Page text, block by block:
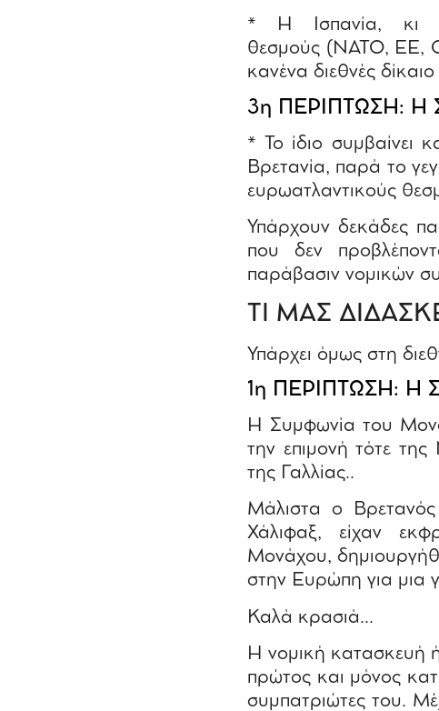
* Η Ισπανία, κι
θεσμούς (ΝΑΤΟ, ΕΕ,
κανένα διεθνές
3η ΠΕΡΙΠΤΩΣΗ: Η
* Το ίδιο συμβαίνει
Βρετανία, παρά το
ευρωατλαντικούς
Υπάρχουν δεκάδες
που δεν
παράβασιν νομικών
ΤΙ ΜΑΣ
Υπάρχει όμως στη
1η ΠΕΡΙΠΤΩΣΗ:
Η Συμφωνία του
την επιμονή τότε της
της Γαλλίας..
Μάλιστα ο
Χάλιφαξ, είχαν
Μονάχου,
στην Ευρώπη για μια
Καλά κρασιά…
Η νομική κατασκευή
πρώτος και μόνος
συμπατριώτες του.